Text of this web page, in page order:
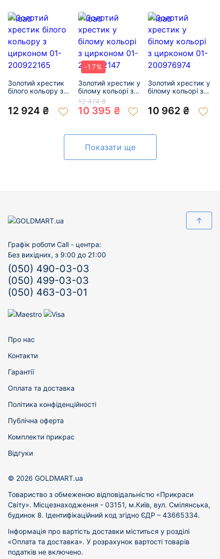
Золотий хрестик
білого кольору з
200922165
12 924 ₴
-17%
Золотий хрестик у
білому кольорі з
цирконом 01-
200632147
12 474 ₴
10 395 ₴
Золотий хрестик у
білому кольорі з
200976974
10 962 ₴
Показати ще
↑
Графік роботи Call - центра:
Без вихідних, з 9:00 до 21:00
(050) 490-03-03
(050) 499-03-03
(050) 463-03-01
Про нас
Контакти
Гарантії
Оплата та доставка
Політика конфіденційності
Публічна оферта
Комплекти прикрас
Відгуки
© 2026 GOLDMART.ua
Товариство з обмеженою відповідальністю «Прикраси
Світу». Місцезнаходження - 03151, м.Київ, вул. Смілянська,
будинок 8. Ідентифікаційний код згідно ЄДР – 43665334.
Інформація про вартість доставки міститься у розділі
«Оплата та доставка». У розрахунок вартості товарів
податків не включено.